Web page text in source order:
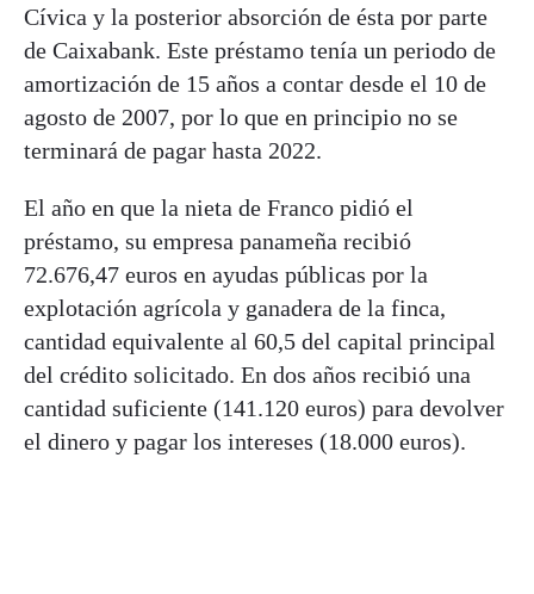
Cívica y la posterior absorción de ésta por parte
de Caixabank. Este préstamo tenía un periodo de
amortización de 15 años a contar desde el 10 de
agosto de 2007, por lo que en principio no se
terminará de pagar hasta 2022.
El año en que la nieta de Franco pidió el
préstamo, su empresa panameña recibió
72.676,47 euros en ayudas públicas por la
explotación agrícola y ganadera de la finca,
cantidad equivalente al 60,5 del capital principal
del crédito solicitado. En dos años recibió una
cantidad suficiente (141.120 euros) para devolver
el dinero y pagar los intereses (18.000 euros).